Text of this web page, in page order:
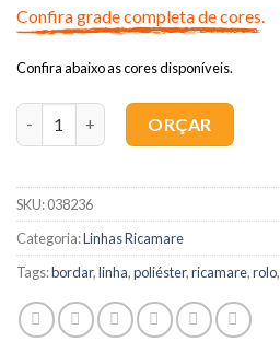
Confira grade completa de cores.
Confira abaixo as cores disponíveis.
ORÇAR
SKU:038236
Categoria:Linhas Ricamare
Tags:bordar,linha,poliéster,ricamare,rolo,